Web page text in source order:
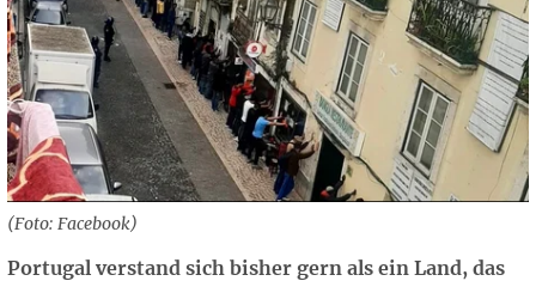
(Foto: Facebook)
Portugal verstand sich bisher gern als ein Land, das